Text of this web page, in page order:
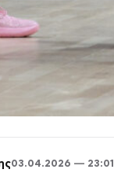
03.04.2026 — 23:01